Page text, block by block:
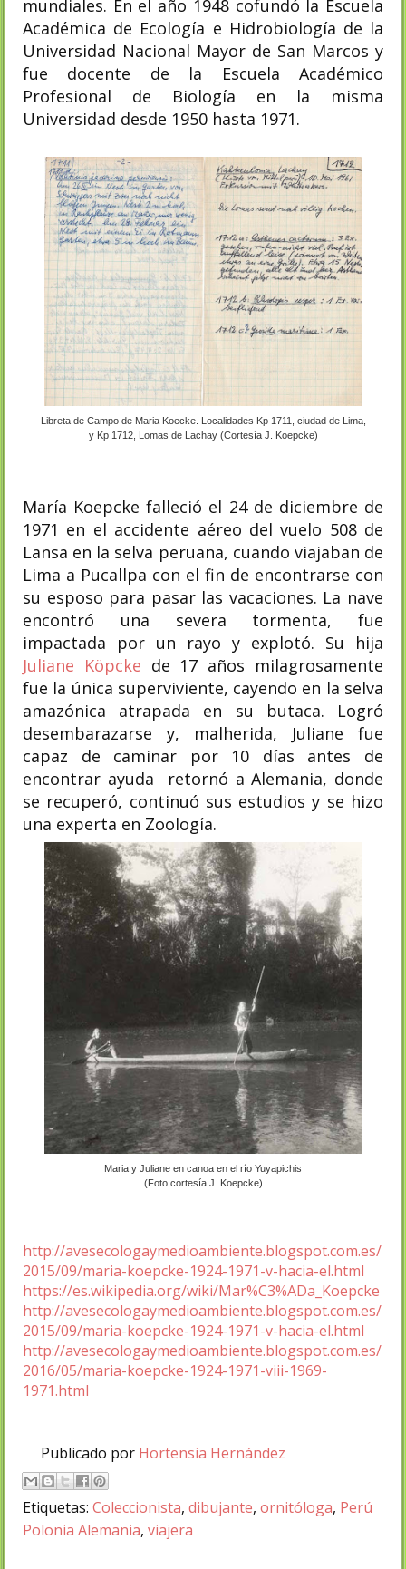
mundiales. En el año 1948 cofundó la Escuela
Académica de Ecología e Hidrobiología de la
Universidad Nacional Mayor de San Marcos y
fue docente de la Escuela Académico
Profesional de Biología en la misma
Universidad desde 1950 hasta 1971.
Libreta de Campo de Maria Koecke. Localidades Kp 1711, ciudad de Lima,
y Kp 1712, Lomas de Lachay (Cortesía J. Koepcke)
María Koepcke falleció el 24 de diciembre de
1971 en el accidente aéreo del vuelo 508 de
Lansa en la selva peruana, cuando viajaban de
Lima a Pucallpa con el fin de encontrarse con
su esposo para pasar las vacaciones. La nave
encontró una severa tormenta, fue
impactada por un rayo y explotó. Su hija
Juliane Köpcke de 17 años milagrosamente
fue la única superviviente, cayendo en la selva
amazónica atrapada en su butaca.​ Logró
desembarazarse y, malherida, Juliane fue
capaz de caminar por 10 días antes de
encontrar ayuda retornó a Alemania, donde
se recuperó, continuó sus estudios y se hizo
una experta en Zoología.
Maria y Juliane en canoa en el río Yuyapichis
(Foto cortesía J. Koepcke)
http://avesecologaymedioambiente.blogspot.com.es/
2015/09/maria-koepcke-1924-1971-v-hacia-el.html
https://es.wikipedia.org/wiki/Mar%C3%ADa_Koepcke
http://avesecologaymedioambiente.blogspot.com.es/
2015/09/maria-koepcke-1924-1971-v-hacia-el.html
http://avesecologaymedioambiente.blogspot.com.es/
2016/05/maria-koepcke-1924-1971-viii-1969-
1971.html
Publicado por Hortensia Hernández
Etiquetas: Coleccionista, dibujante, ornitóloga, Perú
Polonia Alemania, viajera